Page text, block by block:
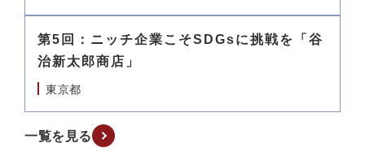
第5回：ニッチ企業こそSDGsに挑戦を「谷
治新太郎商店」
東京都
一覧を見る